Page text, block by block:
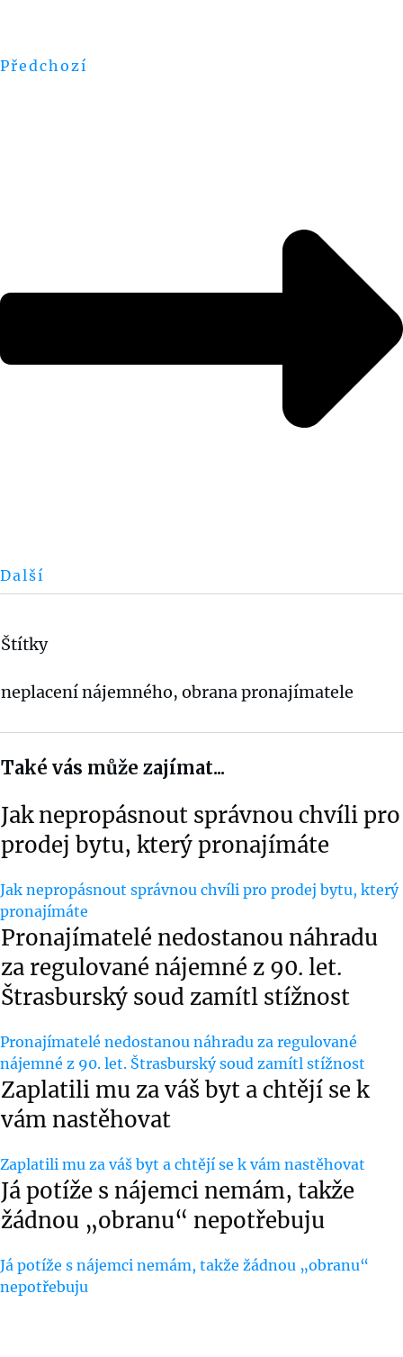
Předchozí
Další
Štítky
neplacení nájemného, obrana pronajímatele
Také vás může zajímat...
Jak nepropásnout správnou chvíli pro
prodej bytu, který pronajímáte
Jak nepropásnout správnou chvíli pro prodej bytu, který
pronajímáte
Pronajímatelé nedostanou náhradu
za regulované nájemné z 90. let.
Štrasburský soud zamítl stížnost
Pronajímatelé nedostanou náhradu za regulované
nájemné z 90. let. Štrasburský soud zamítl stížnost
Zaplatili mu za váš byt a chtějí se k
vám nastěhovat
Zaplatili mu za váš byt a chtějí se k vám nastěhovat
Já potíže s nájemci nemám, takže
žádnou „obranu“ nepotřebuju
Já potíže s nájemci nemám, takže žádnou „obranu“
nepotřebuju